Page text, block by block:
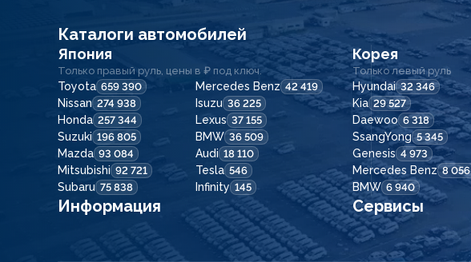
Каталоги автомобилей
Япония
Только правый руль, цены в ₽ под ключ.
Toyota 659 390 Mercedes Benz 42 419
Nissan 274 938 Isuzu 36 225
Honda 257 344 Lexus 37 155
Suzuki 196 805 BMW 36 509
Mazda 93 084 Audi 18 110
Mitsubishi 92 721 Tesla 546
Subaru 75 838 Infinity 145
Корея
Только левый руль
Hyundai 32 346
Kia 29 527
Daewoo 6 318
SsangYong 5 345
Genesis 4 973
Mercedes Benz 8 056
BMW 6 940
Информация Сервисы